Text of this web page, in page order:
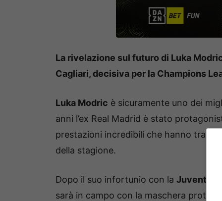
La rivelazione sul futuro di Luka
Cagliari, decisiva per la Champions
Luka Modric è sicuramente uno dei
anni l’ex Real Madrid è stato
prestazioni incredibili che hanno
della stagione.
Dopo il suo infortunio con la Juventus
sarà in campo con la maschera